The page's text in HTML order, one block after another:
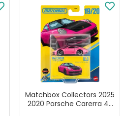
Matchbox Collectors 2025
2020 Porsche Carerra 4S